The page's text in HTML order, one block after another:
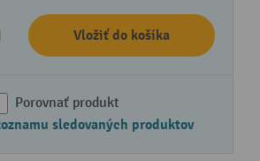
Vložiť do košíka
Porovnať produkt
sledovaných produktov